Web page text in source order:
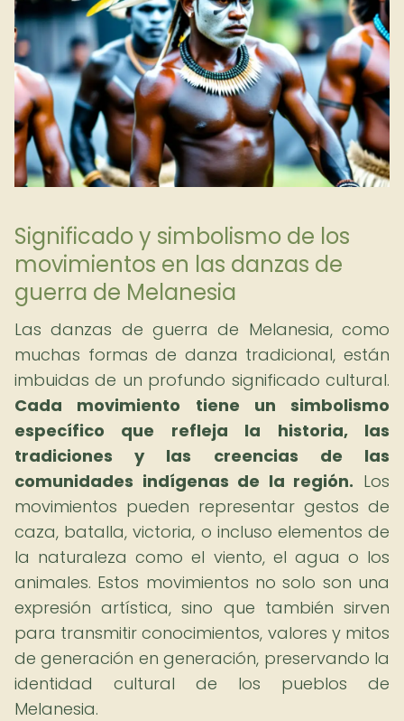
Significado y simbolismo de los
movimientos en las danzas de
guerra de Melanesia
Las danzas de guerra de Melanesia, como
muchas formas de danza tradicional, están
imbuidas de un profundo significado cultural.
Cada movimiento tiene un simbolismo
específico que refleja la historia, las
tradiciones y las creencias de las
comunidades indígenas de la región. Los
movimientos pueden representar gestos de
caza, batalla, victoria, o incluso elementos de
la naturaleza como el viento, el agua o los
animales. Estos movimientos no solo son una
expresión artística, sino que también sirven
para transmitir conocimientos, valores y mitos
de generación en generación, preservando la
identidad cultural de los pueblos de
Melanesia.